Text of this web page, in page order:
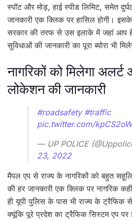
स्पॉट और मोड़, हाई स्पीड लिमिट, समेत
जानकारी एक क्लिक पर हासिल होगी। इसके
सरकार की तरफ से उस इलाके में जहां आप है
सुविधाओं की जानकारी का पूरा ब्योरा भी
नागरिकों को मिलेगा
लोकेशन की जानकारी
#roadsafety #traffic
pic.twitter.com/
— UP POLICE
23, 2022
मैपल एप से राज्य के नागरिकों को बहुत
की हर जानकारी एक क्लिक पर नागरिक
ही यूपी पुलिस के पास भी राज्य के ट्रैफिक से
क्यूंकि पूरे प्रदेश का ट्रैफिक सिस्टम एप पर